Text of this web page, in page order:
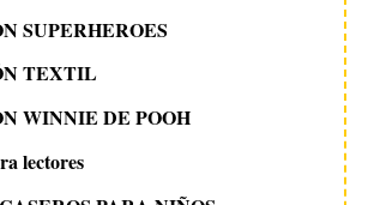
SUPERHEROES
TEXTIL
WINNIE DE POOH
lectores